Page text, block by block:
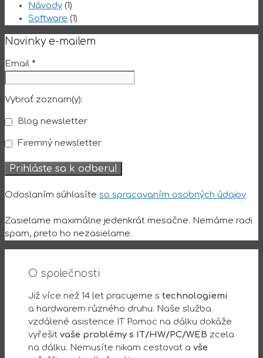
Návody (1)
Software (1)
Novinky e-mailem
Email *
Vybrať zoznam(y):
Blog newsletter
Firemný newsletter
Odoslaním súhlasíte so spracovaním osobných údajov
Zasielame maximálne jedenkrát mesačne. Nemáme radi
spam, preto ho nezasielame.
O společnosti
Již více než 14 let pracujeme s technologiemi
a hardwarem různého druhu. Naše služba
vzdálené asistence IT Pomoc na dálku dokáže
vyřešit vaše problémy s IT/HW/PC/WEB zcela
na dálku. Nemusíte nikam cestovat a vše